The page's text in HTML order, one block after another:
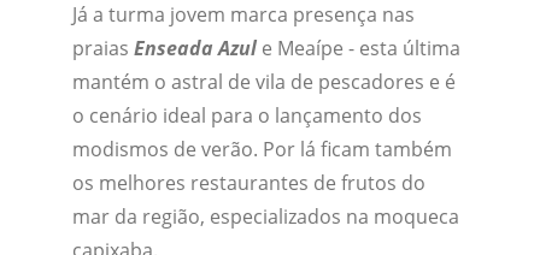
Já a turma jovem marca presença nas
praias Enseada Azul e Meaípe - esta última
mantém o astral de vila de pescadores e é
o cenário ideal para o lançamento dos
modismos de verão. Por lá ficam também
os melhores restaurantes de frutos do
mar da região, especializados na moqueca